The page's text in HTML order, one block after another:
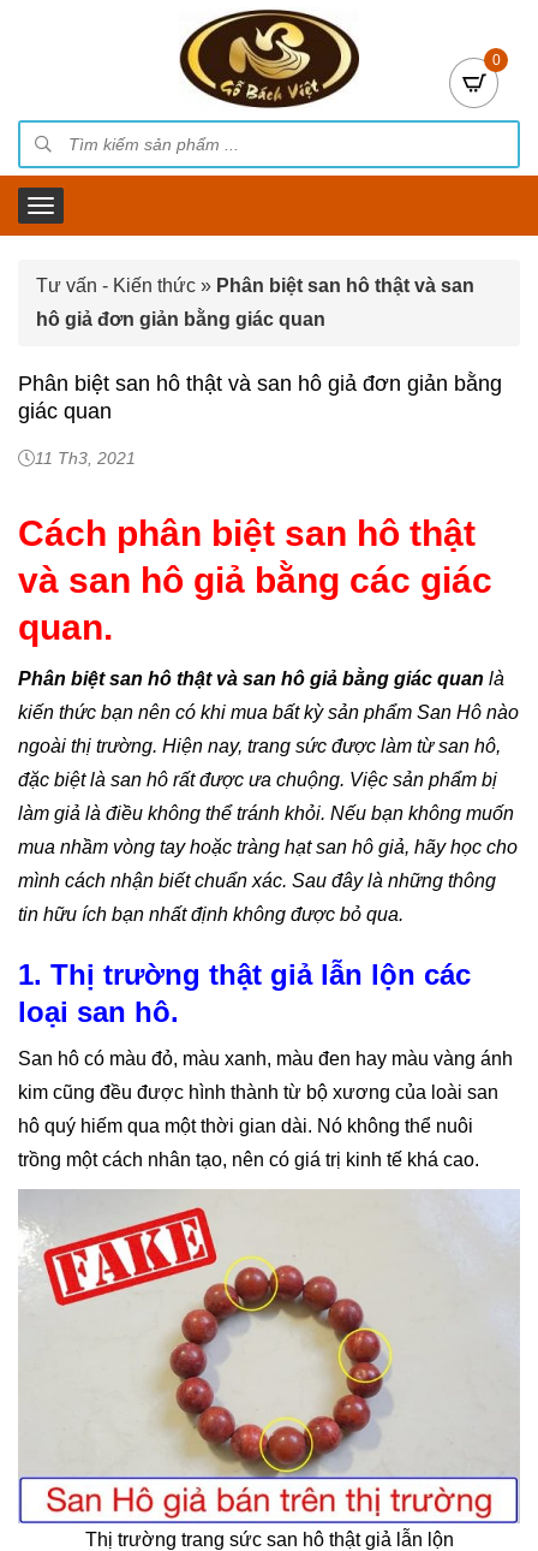
0
Tư vấn - Kiến thức » Phân biệt san hô thật và san
hô giả đơn giản bằng giác quan
Phân biệt san hô thật và san hô giả đơn giản bằng
giác quan
11 Th3, 2021
Cách phân biệt san hô thật
và san hô giả bằng các giác
quan.
Phân biệt san hô thật và san hô giả bằng giác quan là
kiến thức bạn nên có khi mua bất kỳ sản phẩm San Hô nào
ngoài thị trường. Hiện nay, trang sức được làm từ san hô,
đặc biệt là san hô rất được ưa chuộng. Việc sản phẩm bị
làm giả là điều không thể tránh khỏi. Nếu bạn không muốn
mua nhầm vòng tay hoặc tràng hạt san hô giả, hãy học cho
mình cách nhận biết chuẩn xác. Sau đây là những thông
tin hữu ích bạn nhất định không được bỏ qua.
1. Thị trường thật giả lẫn lộn các
loại san hô.
San hô có màu đỏ, màu xanh, màu đen hay màu vàng ánh
kim cũng đều được hình thành từ bộ xương của loài san
hô quý hiếm qua một thời gian dài. Nó không thể nuôi
trồng một cách nhân tạo, nên có giá trị kinh tế khá cao.
Thị trường trang sức san hô thật giả lẫn lộn